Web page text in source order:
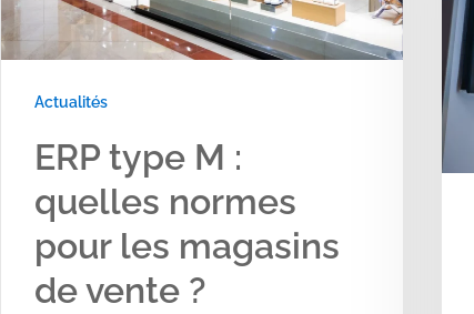
pour
les
magasins
vente
Actualités
ERP type M :
quelles normes
pour les magasins
de vente ?